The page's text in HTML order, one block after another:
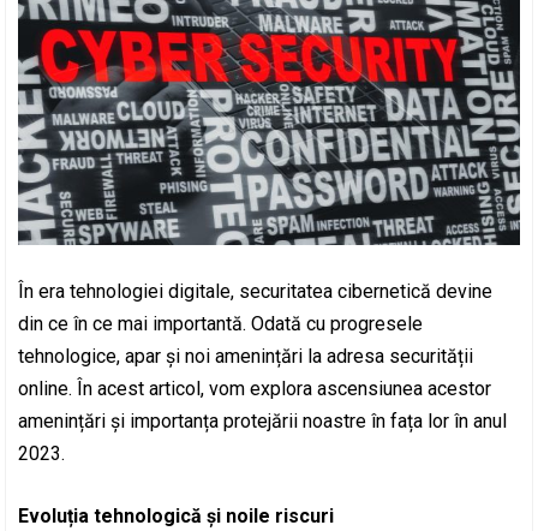
În era tehnologiei digitale, securitatea cibernetică devine
din ce în ce mai importantă. Odată cu progresele
tehnologice, apar și noi amenințări la adresa securității
online. În acest articol, vom explora ascensiunea acestor
amenințări și importanța protejării noastre în fața lor în anul
2023.
Evoluția tehnologică și noile riscuri